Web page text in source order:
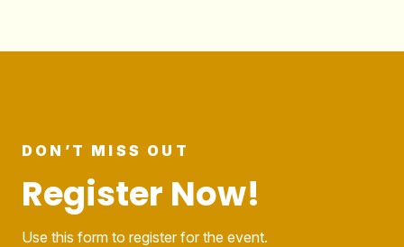
DON’T MISS OUT
Register Now!
Use this form to register for the event.